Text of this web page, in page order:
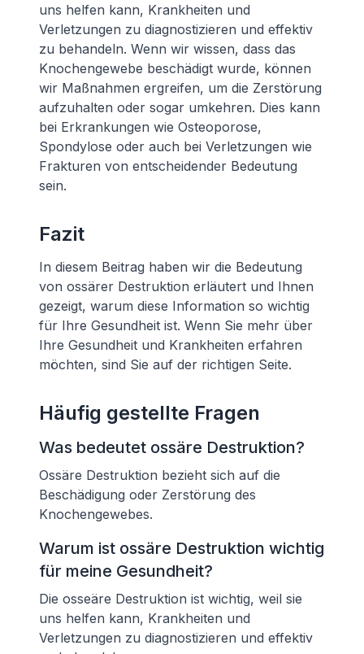
uns helfen kann, Krankheiten und
Verletzungen zu diagnostizieren und effektiv
zu behandeln. Wenn wir wissen, dass das
Knochengewebe beschädigt wurde, können
wir Maßnahmen ergreifen, um die Zerstörung
aufzuhalten oder sogar umkehren. Dies kann
bei Erkrankungen wie Osteoporose,
Spondylose oder auch bei Verletzungen wie
Frakturen von entscheidender Bedeutung
sein.
Fazit
In diesem Beitrag haben wir die Bedeutung
von ossärer Destruktion erläutert und Ihnen
gezeigt, warum diese Information so wichtig
für Ihre Gesundheit ist. Wenn Sie mehr über
Ihre Gesundheit und Krankheiten erfahren
möchten, sind Sie auf der richtigen Seite.
Häufig gestellte Fragen
Was bedeutet ossäre Destruktion?
Ossäre Destruktion bezieht sich auf die
Beschädigung oder Zerstörung des
Knochengewebes.
Warum ist ossäre Destruktion wichtig
für meine Gesundheit?
Die osseäre Destruktion ist wichtig, weil sie
uns helfen kann, Krankheiten und
Verletzungen zu diagnostizieren und effektiv